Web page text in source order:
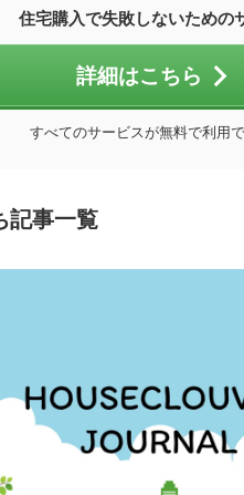
住宅購入で失敗しないための
詳細はこちら
すべてのサービスが無料で利用
記事一覧